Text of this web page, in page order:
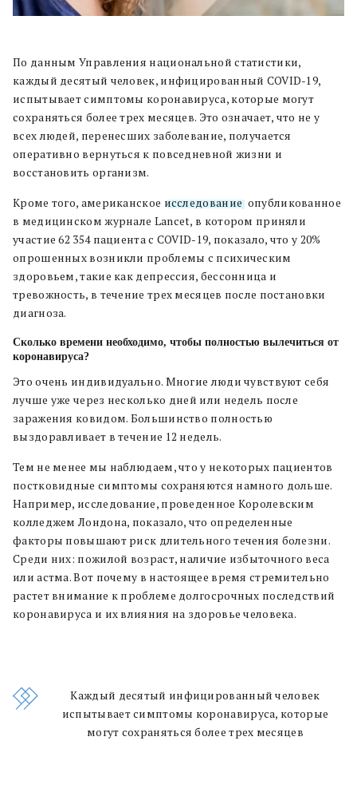
По данным Управления национальной статистики,
каждый десятый человек, инфицированный COVID-19,
испытывает симптомы коронавируса, которые могут
сохраняться более трех месяцев. Это означает, что не у
всех людей, перенесших заболевание, получается
оперативно вернуться к повседневной жизни и
восстановить организм.
Кроме того, американское исследование, опубликованное
в медицинском журнале Lancet, в котором приняли
участие 62 354 пациента с COVID-19, показало, что у 20%
опрошенных возникли проблемы с психическим
здоровьем, такие как депрессия, бессонница и
тревожность, в течение трех месяцев после постановки
диагноза.
Сколько времени необходимо, чтобы полностью вылечиться от
коронавируса?
Это очень индивидуально. Многие люди чувствуют себя
лучше уже через несколько дней или недель после
заражения ковидом. Большинство полностью
выздоравливает в течение 12 недель.
Тем не менее мы наблюдаем, что у некоторых пациентов
постковидные симптомы сохраняются намного дольше.
Например, исследование, проведенное Королевским
колледжем Лондона, показало, что определенные
факторы повышают риск длительного течения болезни.
Среди них: пожилой возраст, наличие избыточного веса
или астма. Вот почему в настоящее время стремительно
растет внимание к проблеме долгосрочных последствий
коронавируса и их влияния на здоровье человека.
Каждый десятый инфицированный человек
испытывает симптомы коронавируса, которые
могут сохраняться более трех месяцев